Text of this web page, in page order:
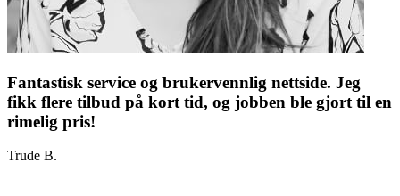
Fantastisk service og brukervennlig nettside. Jeg
fikk flere tilbud på kort tid, og jobben ble gjort til en
rimelig pris!
Trude B.